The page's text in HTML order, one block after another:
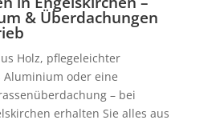
& Überdachungen
Holz, pflegeleichter
Aluminium oder eine
– bei
erhalten Sie alles aus